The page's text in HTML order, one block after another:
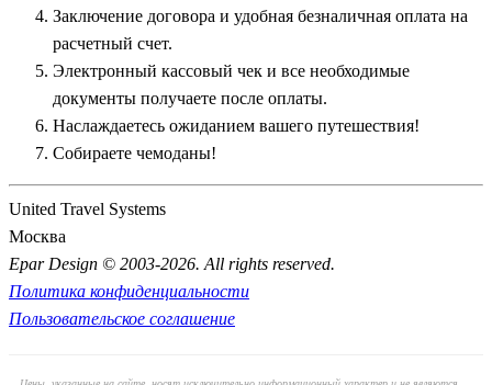
Легендарные речные круизы по Нилу
Особый вид отдыха, идеально сочетающий экскурсии с
расслабленным созерцанием меняющихся пейзажей — это,
конечно же, водные путешествия по великой реке. Огромной
популярностью пользуется программа
Пятизвездочные плавучие отели предлагают туристам
комфортабельные каюты, бассейны на солнечной палубе и
ресторанное обслуживание по системе «все включено».
Теплоход неторопливо следует по маршруту между Асуаном и
Луксором, совершая остановки у самых труднодоступных
прибрежных памятников древности.
Заключение договора и удобная безналичная оплата на
расчетный счет.
Электронный кассовый чек и все необходимые
документы получаете после оплаты.
Наслаждаетесь ожиданием вашего путешествия!
Собираете чемоданы!
United Travel Systems
Москва
Epar Design © 2003-2026. All rights reserved.
Политика конфиденциальности
Пользовательское соглашение